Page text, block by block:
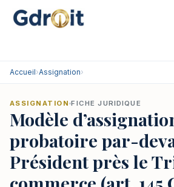
Accueil›Assignation›
ASSIGNATION FICHE JURIDIQUE
Modèle
probatoire par-
Président près le